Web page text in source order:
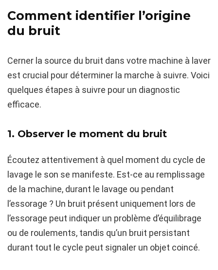
Comment identifier l’origine
du bruit
Cerner la source du bruit dans votre machine à laver
est crucial pour déterminer la marche à suivre. Voici
quelques étapes à suivre pour un diagnostic
efficace.
1. Observer le moment du bruit
Écoutez attentivement à quel moment du cycle de
lavage le son se manifeste. Est-ce au remplissage
de la machine, durant le lavage ou pendant
l’essorage ? Un bruit présent uniquement lors de
l’essorage peut indiquer un problème d’équilibrage
ou de roulements, tandis qu’un bruit persistant
durant tout le cycle peut signaler un objet coincé.